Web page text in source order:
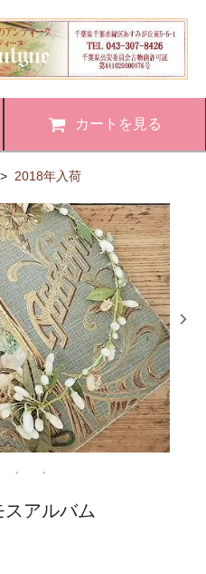
カートを見る
> 2018年入荷
アルバム